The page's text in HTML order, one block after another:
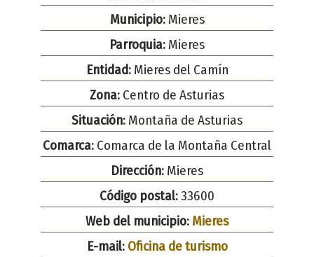
Municipio:Mieres
Parroquia: Mieres
Entidad:Mieres del Camín
Zona: Centro de Asturias
Situación: Montaña de Asturias
Comarca: Comarca de la Montaña Central
Dirección: Mieres
Código postal:33600
Web del municipio: Mieres
E-mail: Oficina de turismo